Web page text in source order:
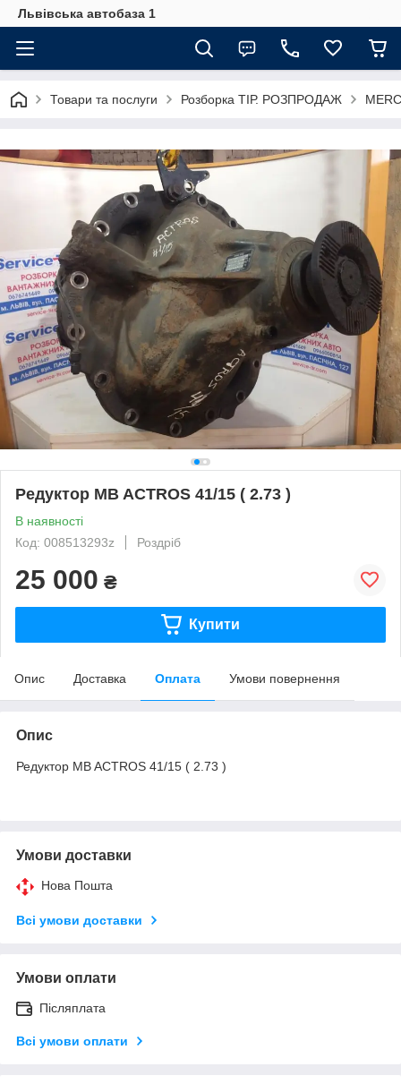
Львівська автобаза 1
Товари та послуги Розборка ТІР. РОЗПРОДАЖ
Редуктор MB ACTROS 41/15 ( 2.73 )
В наявності
Код: 008513293z
Роздріб
25 000 ₴
Купити
Опис Доставка Оплата Умови повернення
Опис
Редуктор MB ACTROS 41/15 ( 2.73 )
Умови доставки
Нова Пошта
Всі умови доставки
Умови оплати
Післяплата
Всі умови оплати